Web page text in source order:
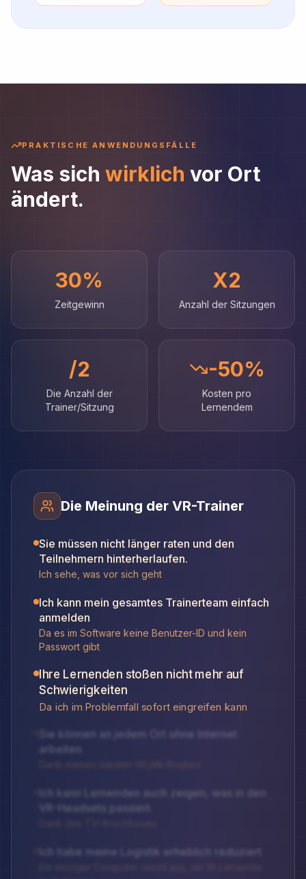
PRAKTISCHE ANWENDUNGSFÄLLE
Was sich wirklich vor Ort
ändert.
30%
Zeitgewinn
X2
Anzahl der Sitzungen
/2
Die Anzahl der
Trainer/Sitzung
-50%
Kosten pro
Lernendem
Die Meinung der VR-Trainer
Sie müssen nicht länger raten und den
Teilnehmern hinterherlaufen.
Ich sehe, was vor sich geht
Ich kann mein gesamtes Trainerteam einfach
anmelden
Da es im Software keine Benutzer-ID und kein
Passwort gibt
Ihre Lernenden stoßen nicht mehr auf
Schwierigkeiten
Da ich im Problemfall sofort eingreifen kann
Sie können an jedem Ort ohne Internet
arbeiten
Ich kann Lernenden auch zeigen, was in den
VR-Headsets passiert.
Ich habe meine Logistik erheblich reduziert